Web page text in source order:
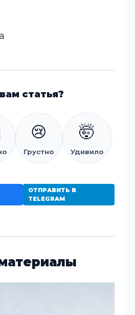
статья?
😢
Грустно
🤯
Удивило
ОТПРАВИТЬ В
TELEGRAM